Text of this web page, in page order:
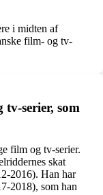
i midten af
film- og tv-
serier, som
film og tv-serier.
skat
2016). Han har
2018), som han